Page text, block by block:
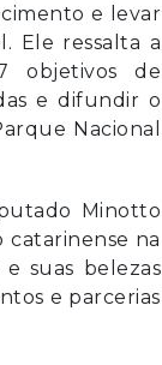
e levar
Ele ressalta a
objetivos de
e difundir o
Nacional
Minotto
catarinense na
suas belezas
e parcerias